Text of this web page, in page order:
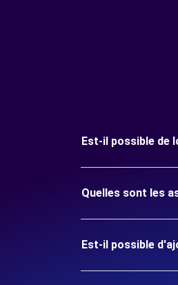
Est-il possible de
Quelles sont les
Est-il possible